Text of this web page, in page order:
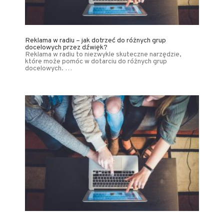
Reklama w radiu – jak dotrzeć do różnych grup
docelowych przez dźwięk?
Reklama w radiu to niezwykle skuteczne narzędzie,
które może pomóc w dotarciu do różnych grup
docelowych. …